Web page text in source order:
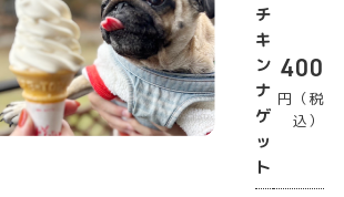
チ
キ
ン
ナ
ゲ
ッ
ト
400
円（税
込）